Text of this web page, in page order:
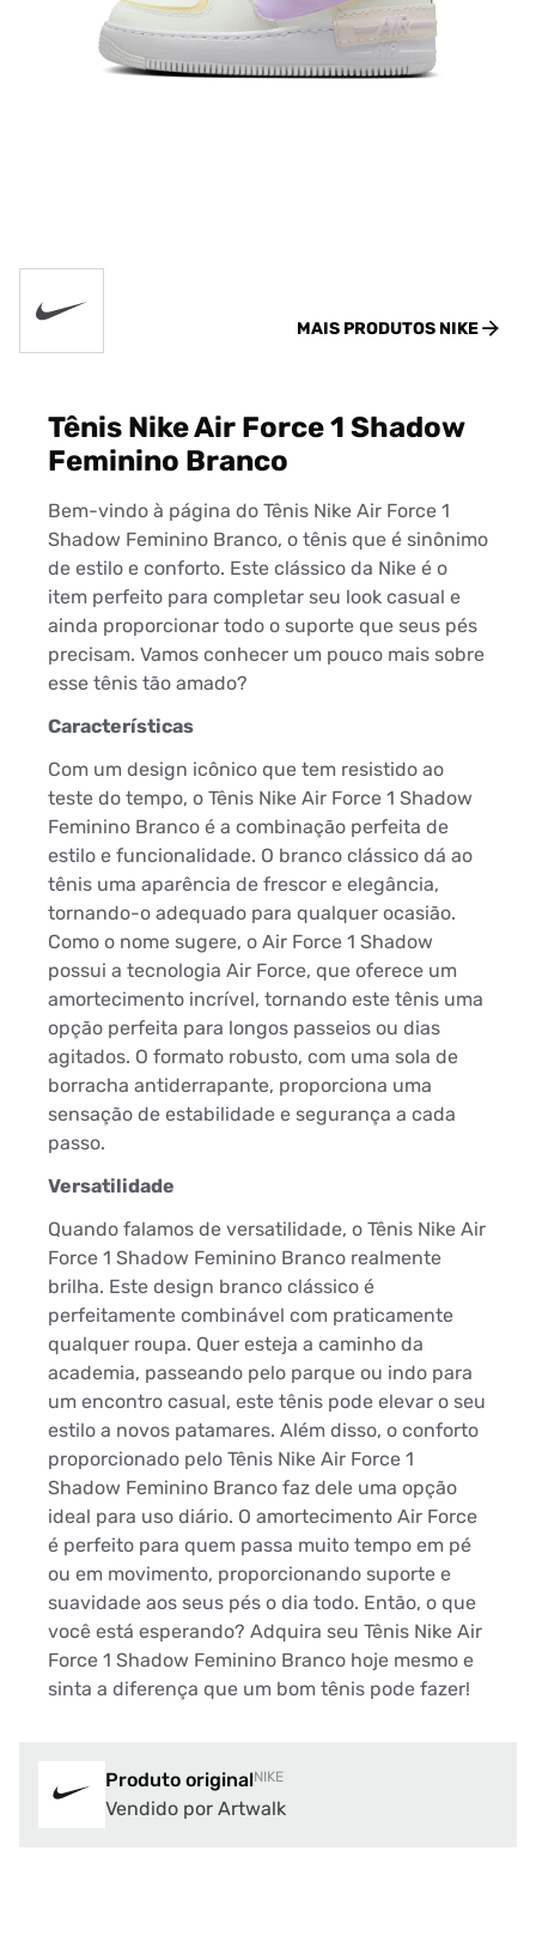
MAIS PRODUTOS NIKE
Tênis Nike Air Force 1 Shadow
Feminino Branco
Bem-vindo à página do Tênis Nike Air Force 1
Shadow Feminino Branco, o tênis que é sinônimo
de estilo e conforto. Este clássico da Nike é o
item perfeito para completar seu look casual e
ainda proporcionar todo o suporte que seus pés
precisam. Vamos conhecer um pouco mais sobre
esse tênis tão amado?
Características
Com um design icônico que tem resistido ao
teste do tempo, o Tênis Nike Air Force 1 Shadow
Feminino Branco é a combinação perfeita de
estilo e funcionalidade. O branco clássico dá ao
tênis uma aparência de frescor e elegância,
tornando-o adequado para qualquer ocasião.
Como o nome sugere, o Air Force 1 Shadow
possui a tecnologia Air Force, que oferece um
amortecimento incrível, tornando este tênis uma
opção perfeita para longos passeios ou dias
agitados. O formato robusto, com uma sola de
borracha antiderrapante, proporciona uma
sensação de estabilidade e segurança a cada
passo.
Versatilidade
Quando falamos de versatilidade, o Tênis Nike Air
Force 1 Shadow Feminino Branco realmente
brilha. Este design branco clássico é
perfeitamente combinável com praticamente
qualquer roupa. Quer esteja a caminho da
academia, passeando pelo parque ou indo para
um encontro casual, este tênis pode elevar o seu
estilo a novos patamares. Além disso, o conforto
proporcionado pelo Tênis Nike Air Force 1
Shadow Feminino Branco faz dele uma opção
ideal para uso diário. O amortecimento Air Force
é perfeito para quem passa muito tempo em pé
ou em movimento, proporcionando suporte e
suavidade aos seus pés o dia todo. Então, o que
você está esperando? Adquira seu Tênis Nike Air
Force 1 Shadow Feminino Branco hoje mesmo e
sinta a diferença que um bom tênis pode fazer!
Produto originalNIKE
Vendido por Artwalk